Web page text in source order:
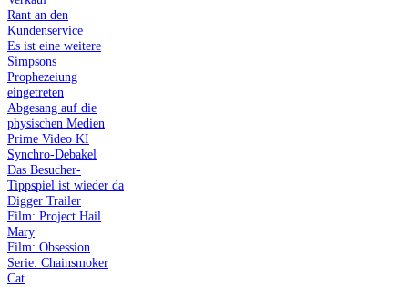
Rant an den
Kundenservice
Es ist eine weitere
Simpsons
Prophezeiung
eingetreten
Abgesang auf die
physischen Medien
Prime Video KI
Synchro-Debakel
Das Besucher-
Tippspiel ist wieder da
Digger Trailer
Film: Project Hail
Mary
Film: Obsession
Serie: Chainsmoker
Cat